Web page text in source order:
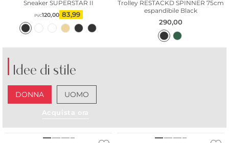
Sneaker SUPERSTAR II
PVC120,00 83,99
Trolley RESTACKD SPINNER 75cm
espandibile Black
290,00
Idee di stile
DONNA UOMO
Acquista ora